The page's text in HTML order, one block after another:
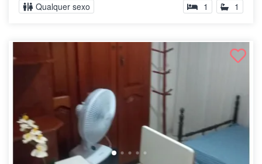
Qualquer sexo 1 1